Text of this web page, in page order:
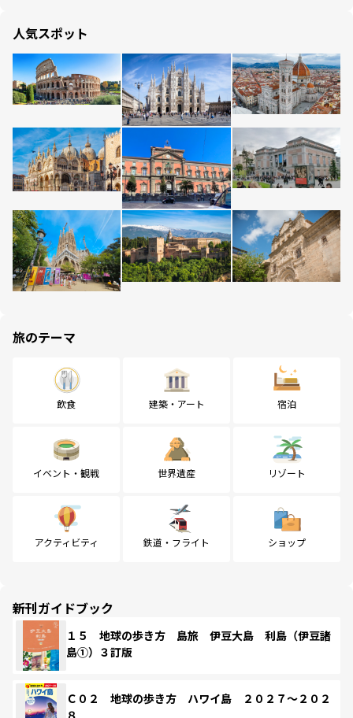
人気スポット
旅のテーマ
飲食 建築・アート 宿泊
イベント・観戦 世界遺産 リゾート
アクティビティ 鉄道・フライト ショップ
新刊ガイドブック
１５ 地球の歩き方 島旅 伊豆大島 利島（伊豆諸
島①）３訂版
Ｃ０２ 地球の歩き方 ハワイ島 ２０２７～２０２
８